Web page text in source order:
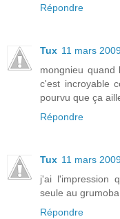
Répondre
Tux 11 mars
mongnieu
c'est incroyable
pourvu que ça
Répondre
Tux 11 mars
j'ai l'impression
seule au
Répondre